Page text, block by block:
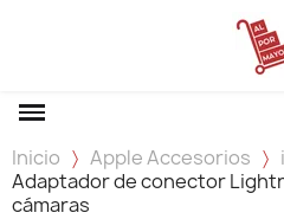
Inicio Apple Accesorios
Adaptador de conector
cámaras